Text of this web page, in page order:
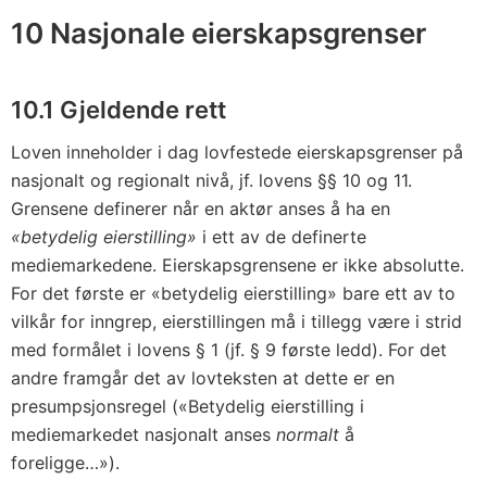
10 Nasjonale eierskapsgrenser
10.1 Gjeldende rett
Loven inneholder i dag lovfestede eierskapsgrenser på
nasjonalt og regionalt nivå, jf. lovens §§ 10 og 11.
Grensene definerer når en aktør anses å ha en
«betydelig eierstilling» i ett av de definerte
mediemarkedene. Eierskapsgrensene er ikke absolutte.
For det første er «betydelig eierstilling» bare ett av to
vilkår for inngrep, eierstillingen må i tillegg være i strid
med formålet i lovens § 1 (jf. § 9 første ledd). For det
andre framgår det av lovteksten at dette er en
presumpsjonsregel («Betydelig eierstilling i
mediemarkedet nasjonalt anses normalt å
foreligge…»).